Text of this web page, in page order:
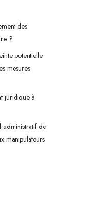
des
?
potentielle
mesures
juridique à
administratif de
manipulateurs